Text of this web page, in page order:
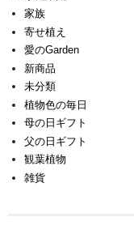
家族
寄せ植え
愛のGarden
新商品
未分類
植物色の毎日
母の日ギフト
父の日ギフト
観葉植物
雑貨